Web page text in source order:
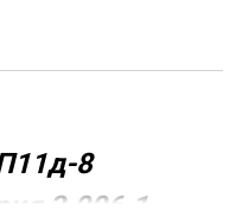
8
3.006.1-